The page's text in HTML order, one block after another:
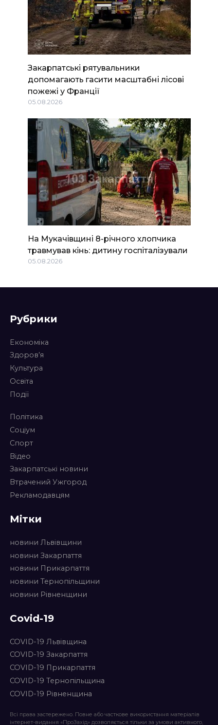
Закарпатські рятувальники
допомагають гасити масштабні лісові
пожежі у Франції
05.08.2026
На Мукачівщині 8-річного хлопчика
травмував кінь: дитину госпіталізували
05.08.2026
Рубрики
Економіка
Здоров’я
Культура
Освіта
Події
Політика
Соціум
Спорт
Відео
Закарпатські новини
Втрачений Ужгород
Рекламодавцям
Мітки
новини Львівщини
новини Закарпаття
новини Прикарпаття
новини Тернопільщини
новини Рівненщини
Covid-19
COVID-19 Львівщина
COVID-19 Закарпаття
COVID-19 Прикарпаття
COVID-19 Тернопільщина
COVID-19 Рівненщина
Всі права застережено. Повне або часткове використання матеріалів
інтернет-видання «ПроЗахід» дозволяється тільки за умови активного,